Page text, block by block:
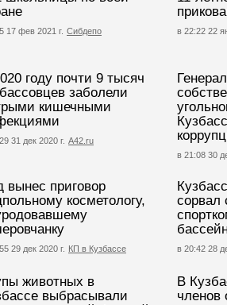
17 фев 2021 г. Сибдепо в 22:22 22
году почти 9 тысяч
заболели
кишечными
31 дек 2020 г. А42.ru
в 21:08 30
вынес приговор
косметологу,
29 дек 2020 г. КП в Кузбассе
сорвал
в 20:42 28
животных в
выбрасывали
В
членов